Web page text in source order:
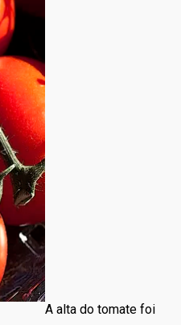
A alta do tomate foi